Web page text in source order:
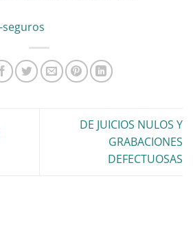
DE JUICIOS NULOS Y
GRABACIONES
DEFECTUOSAS